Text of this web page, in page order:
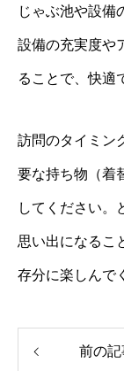
じゃぶ池や設備
設備の充実度や
ることで、快適
訪問のタイミン
要な持ち物（着
してください。
思い出になるこ
存分に楽しんで
前の記